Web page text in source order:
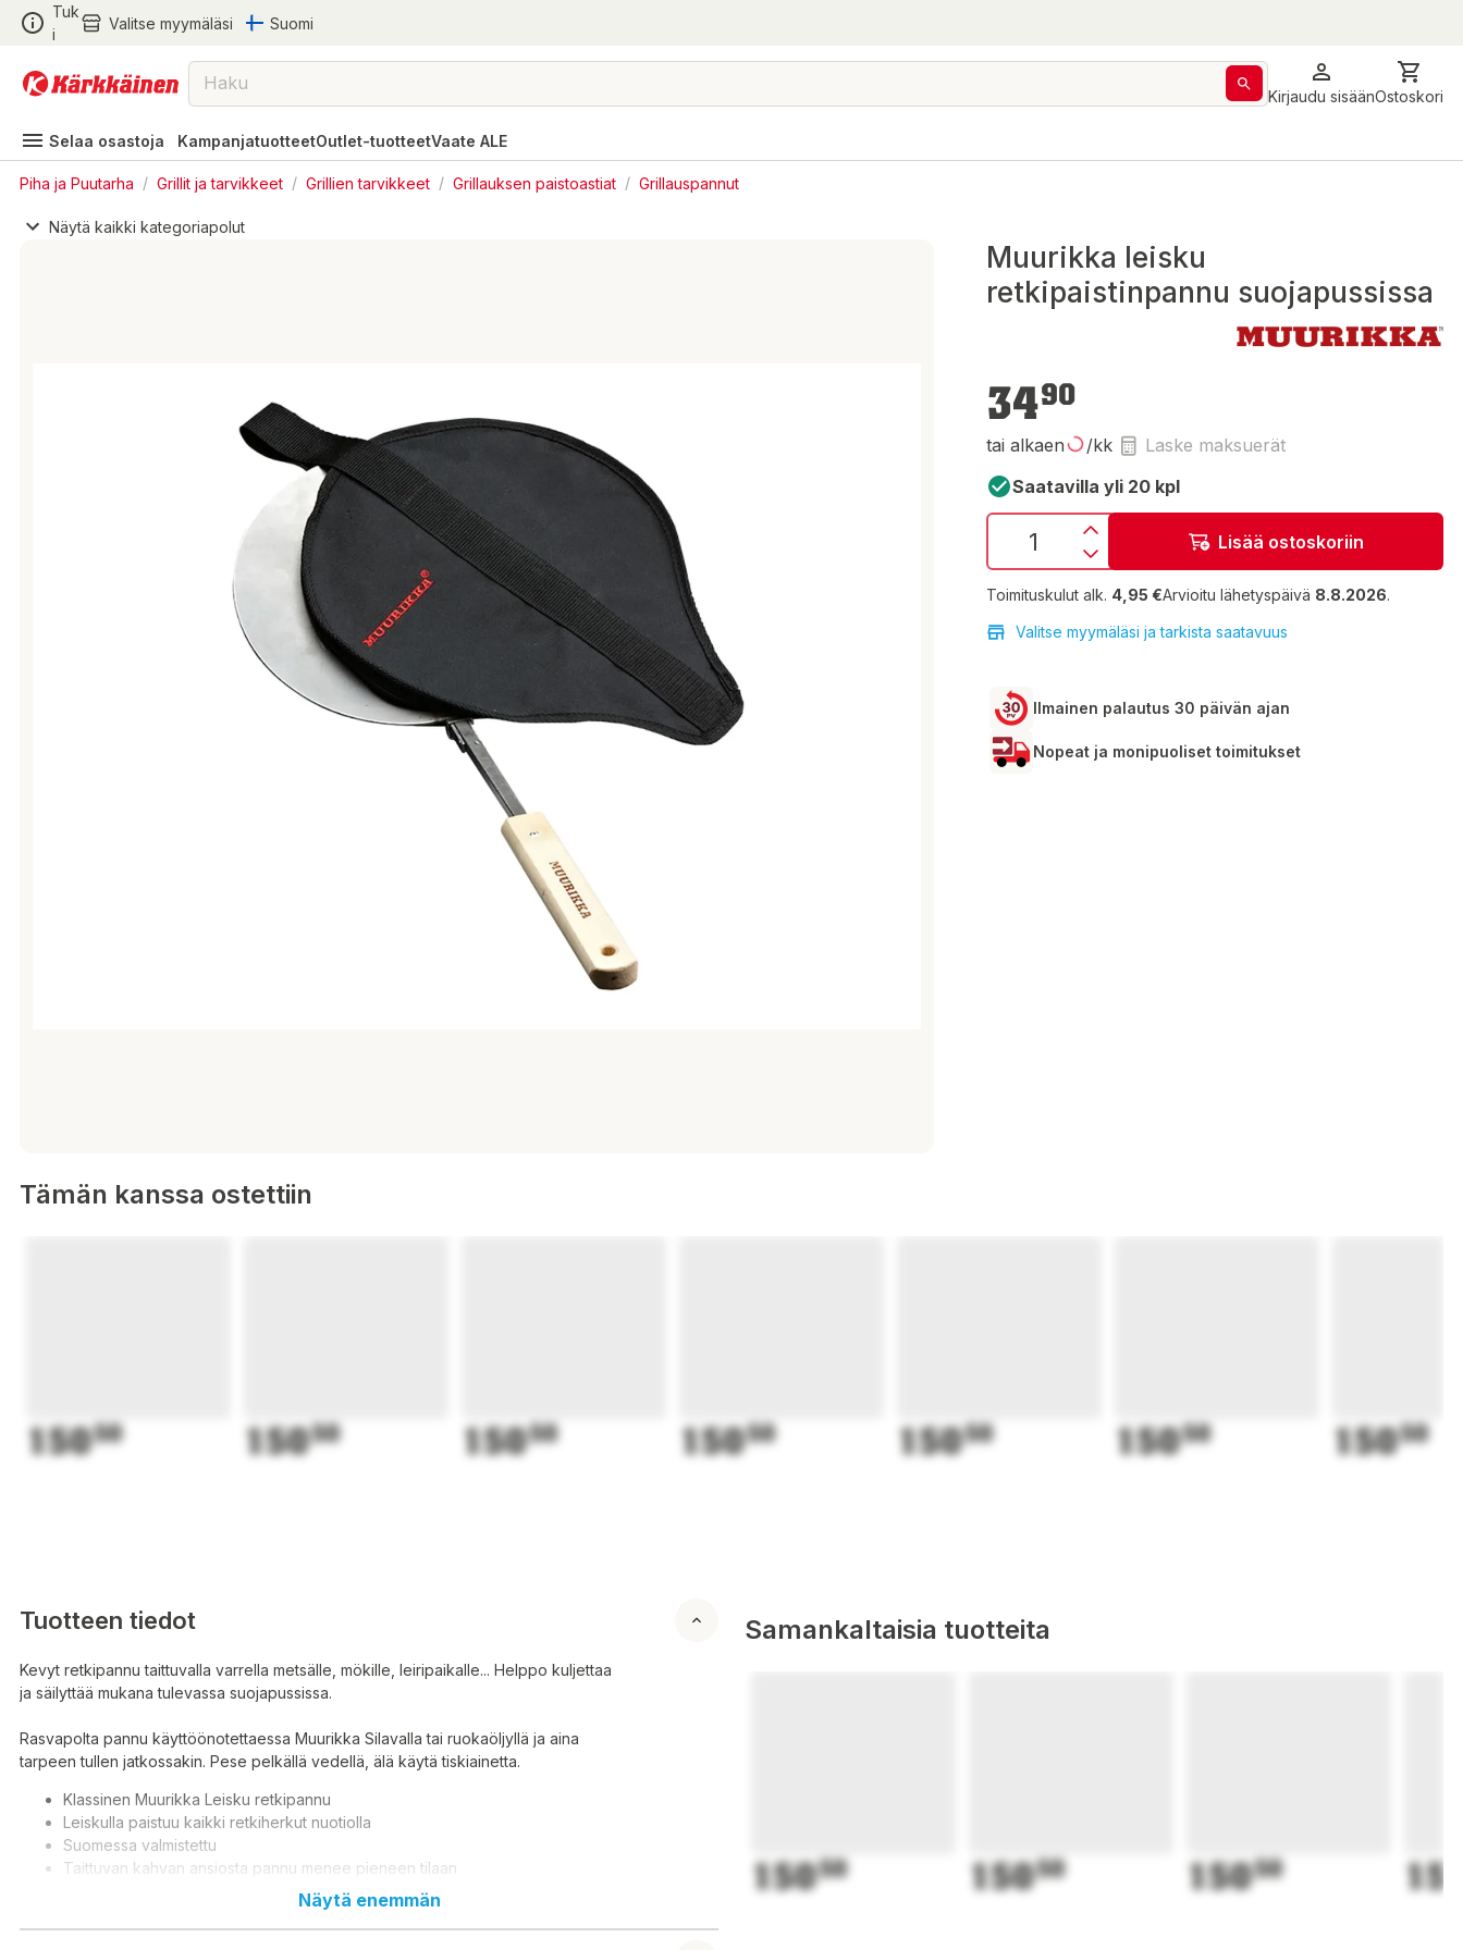
Tuk
i
Valitse myymäläsi Suomi
Kirjaudu sisäänOstoskori
Selaa osastoja KampanjatuotteetOutlet-tuotteetVaate ALE
Piha ja Puutarha / Grillit ja tarvikkeet / Grillien tarvikkeet / Grillauksen paistoastiat / Grillauspannut
Näytä kaikki kategoriapolut
Muurikka leisku
retkipaistinpannu suojapussissa
3490
tai alkaen /kk
Laske maksuerät
Saatavilla yli 20 kpl
Lisää ostoskoriin
Toimituskulut alk. 4,95 €Arvioitu lähetyspäivä 8.8.2026.
Valitse myymäläsi ja tarkista saatavuus
Ilmainen palautus 30 päivän ajan
Nopeat ja monipuoliset toimitukset
Tämän kanssa ostettiin
15050 15050 15050 15050 15050 15050 15050
Tuotteen tiedot
Kevyt retkipannu taittuvalla varrella metsälle, mökille, leiripaikalle... Helppo kuljettaa
ja säilyttää mukana tulevassa suojapussissa.
Rasvapolta pannu käyttöönotettaessa Muurikka Silavalla tai ruokaöljyllä ja aina
tarpeen tullen jatkossakin. Pese pelkällä vedellä, älä käytä tiskiainetta.
Klassinen Muurikka Leisku retkipannu
Leiskulla paistuu kaikki retkiherkut nuotiolla
Suomessa valmistettu
Taittuvan kahvan ansiosta pannu menee pieneen tilaan
Paino 1,1 kg, pannun halkaisija 26 cm
Materiaali kuumavalssattu teräs, puinen kahva
Mukana suojapussi jossa pannua on helppo kantaa ja säilyttää
Näytä enemmän
Samankaltaisia tuotteita
15050 15050 15050